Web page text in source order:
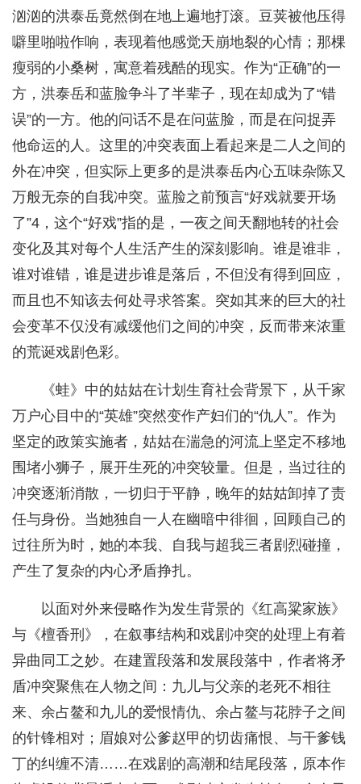
汹汹的洪泰岳竟然倒在地上遍地打滚。豆荚被他压得
噼里啪啦作响，表现着他感觉天崩地裂的心情；那棵
瘦弱的小桑树，寓意着残酷的现实。作为“正确”的一
方，洪泰岳和蓝脸争斗了半辈子，现在却成为了“错
误”的一方。他的问话不是在问蓝脸，而是在问捉弄
他命运的人。这里的冲突表面上看起来是二人之间的
外在冲突，但实际上更多的是洪泰岳内心五味杂陈又
万般无奈的自我冲突。蓝脸之前预言“好戏就要开场
了”4，这个“好戏”指的是，一夜之间天翻地转的社会
变化及其对每个人生活产生的深刻影响。谁是谁非，
谁对谁错，谁是进步谁是落后，不但没有得到回应，
而且也不知该去何处寻求答案。突如其来的巨大的社
会变革不仅没有减缓他们之间的冲突，反而带来浓重
的荒诞戏剧色彩。
《蛙》中的姑姑在计划生育社会背景下，从千家
万户心目中的“英雄”突然变作产妇们的“仇人”。作为
坚定的政策实施者，姑姑在湍急的河流上坚定不移地
围堵小狮子，展开生死的冲突较量。但是，当过往的
冲突逐渐消散，一切归于平静，晚年的姑姑卸掉了责
任与身份。当她独自一人在幽暗中徘徊，回顾自己的
过往所为时，她的本我、自我与超我三者剧烈碰撞，
产生了复杂的内心矛盾挣扎。
以面对外来侵略作为发生背景的《红高粱家族》
与《檀香刑》，在叙事结构和戏剧冲突的处理上有着
异曲同工之妙。在建置段落和发展段落中，作者将矛
盾冲突聚焦在人物之间：九儿与父亲的老死不相往
来、余占鳌和九儿的爱恨情仇、余占鳌与花脖子之间
的针锋相对；眉娘对公爹赵甲的切齿痛恨、与干爹钱
丁的纠缠不清……在戏剧的高潮和结尾段落，原本作